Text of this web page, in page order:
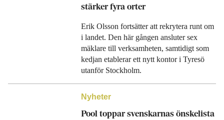
stärker fyra orter
Erik Olsson fortsätter att rekrytera runt om
i landet. Den här gången ansluter sex
mäklare till verksamheten, samtidigt som
kedjan etablerar ett nytt kontor i Tyresö
utanför Stockholm.
Nyheter
Pool toppar svenskarnas önskelista